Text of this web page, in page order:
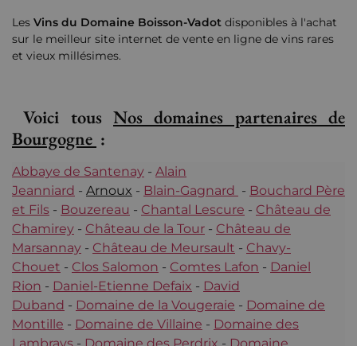
Les Vins du Domaine Boisson-Vadot disponibles à l'achat
sur le meilleur site internet de vente en ligne de vins rares
et vieux millésimes.
Voici tous Nos domaines partenaires de
Bourgogne :
Abbaye de Santenay - Alain
Jeanniard - Arnoux - Blain-Gagnard - Bouchard Père
et Fils - Bouzereau - Chantal Lescure - Château de
Chamirey - Château de la Tour - Château de
Marsannay - Château de Meursault - Chavy-
Chouet - Clos Salomon - Comtes Lafon - Daniel
Rion - Daniel-Etienne Defaix - David
Duband - Domaine de la Vougeraie - Domaine de
Montille - Domaine de Villaine - Domaine des